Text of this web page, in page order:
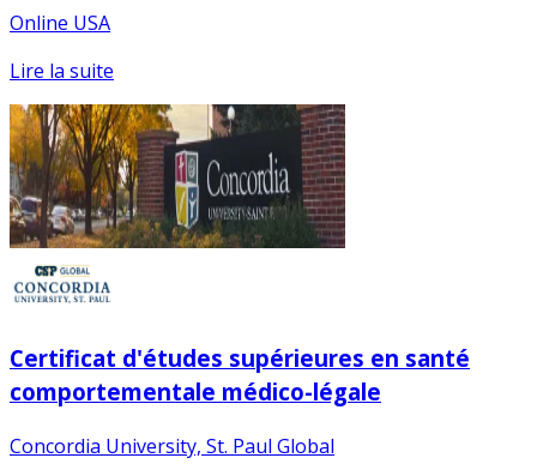
Online USA
Lire la suite
Certificat d'études supérieures en santé
comportementale médico-légale
Concordia University, St. Paul Global